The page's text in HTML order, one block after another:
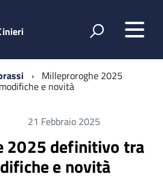
Milleproroghe 2025
e novità
21 Febbraio 2025
2025 definitivo tra
e novità